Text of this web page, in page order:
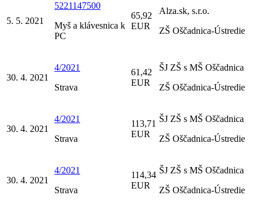
5. 5. 2021
5221147500
Myš a klávesnica k
PC
65,92
EUR
Alza.sk, s.r.o.
ZŠ Oščadnica-Ústredie
30. 4. 2021
4/2021
Strava
61,42
EUR
ŠJ ZŠ s MŠ Oščadnica
ZŠ Oščadnica-Ústredie
30. 4. 2021
4/2021
Strava
113,71
EUR
ŠJ ZŠ s MŠ Oščadnica
ZŠ Oščadnica-Ústredie
30. 4. 2021
4/2021
Strava
114,34
EUR
ŠJ ZŠ s MŠ Oščadnica
ZŠ Oščadnica-Ústredie